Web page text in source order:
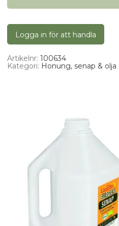
Logga in för att handla
Artikelnr:100634
Kategori: Honung, senap & olja